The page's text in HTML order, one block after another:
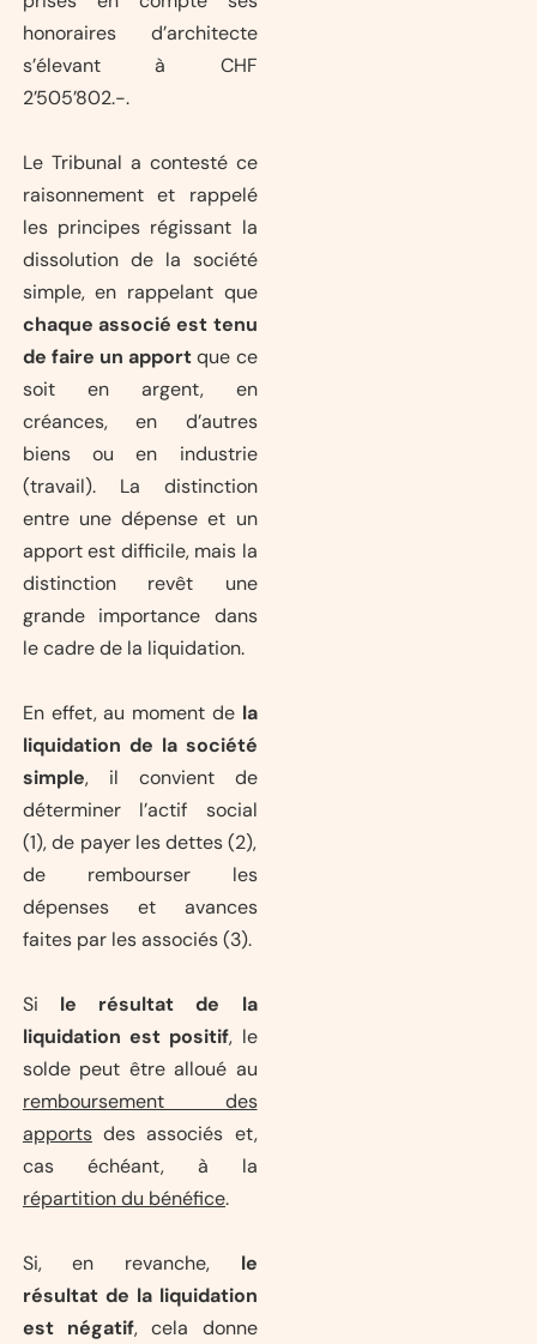
honoraires d’architecte
s’élevant à CHF
2’505’802.-.
Le Tribunal a contesté ce
raisonnement et rappelé
les principes régissant la
dissolution de la société
simple, en rappelant que
chaque associé est tenu
de faire un apportque ce
soit en argent, en
créances, en d’autres
biens ou en industrie
(travail). La distinction
entre une dépense et un
apport est difficile, mais la
distinction revêt une
grande importance dans
le cadre de la liquidation.
En effet, au moment de la
liquidation de la société
simple, il convient de
déterminer l’actif social
(1), de payer les dettes (2),
de rembourser les
dépenses et avances
faites par les associés (3).
Si le
résultat de la
liquidation est positif, le
solde peut être alloué au
remboursement des
apportsdes associés et,
cas échéant, à la
répartition du bénéfice.
Si, en revanche, le
résultat de la liquidation
est négatif, cela donne